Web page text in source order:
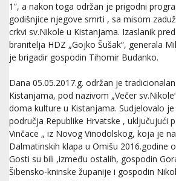
1”, a nakon toga održan je prigodni
godišnjice njegove smrti , sa misom
crkvi sv.Nikole u Kistanjama. Izaslanik
branitelja HDZ „Gojko Šušak“, generala
je brigadir gospodin Tihomir Budanko.
Dana 05.05.2017.g. održan je
Kistanjama, pod nazivom „Večer
doma kulture u Kistanjama. Sudjelovalo
područja Republike Hrvatske , uključujući
Vinčace „ iz Novog Vinodolskog, koja je
Dalmatinskih klapa u Omišu 2016.godine
Gosti su bili ,između ostalih, gospodin
Šibensko-kninske županije i gospodin